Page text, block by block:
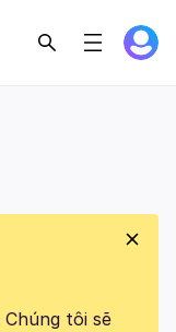
Chúng tôi sẽ